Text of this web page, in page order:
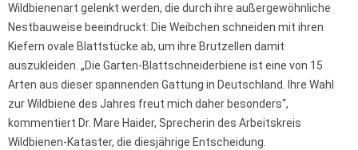
Wildbienenart gelenkt werden, die durch ihre außergewöhnliche
Nestbauweise beeindruckt: Die Weibchen schneiden mit ihren
Kiefern ovale Blattstücke ab, um ihre Brutzellen damit
auszukleiden. „Die Garten-Blattschneiderbiene ist eine von 15
Arten aus dieser spannenden Gattung in Deutschland. Ihre Wahl
zur Wildbiene des Jahres freut mich daher besonders“,
kommentiert Dr. Mare Haider, Sprecherin des Arbeitskreis
Wildbienen-Kataster, die diesjährige Entscheidung.